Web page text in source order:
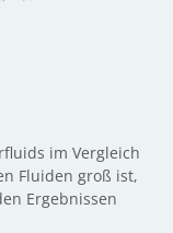
im Vergleich
Fluiden groß ist,
Ergebnissen